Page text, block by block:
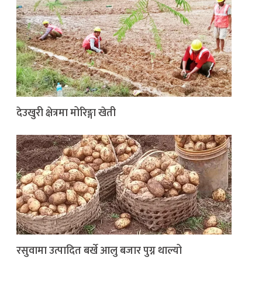
देउखुरी क्षेत्रमा मोरिङ्गा खेती
रसुवामा उत्पादित बर्खे आलु बजार पुग्न थाल्यो